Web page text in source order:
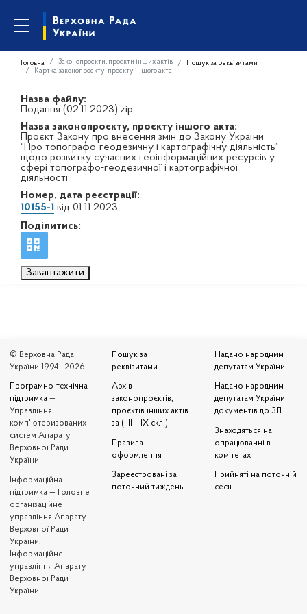
Головна Законопроєкти, проєкти інших актів
Пошук за реквізитами
Картка законопроєкту, проєкту іншого акта
Назва файлу:
Подання (02.11.2023).zip
Назва законопроєкту, проєкту іншого акта:
Проєкт Закону про внесення змін до Закону України
“Про топографо-геодезичну і картографічну діяльність”
щодо розвитку сучасних геоінформаційних ресурсів у
сфері топографо-геодезичної і картографічної
діяльності
Номер, дата реєстрації:
10155-1 від 01.11.2023
Поділитись:
Завантажити
© Верховна Рада
України 1994—2026
Програмно-технічна
підтримка —
Управління
комп'ютеризованих
систем Апарату
Верховної Ради
України
Iнформаційна
підтримка — Головне
організаційне
управління Апарату
Верховної Ради
України,
Інформаційне
управління Апарату
Верховної Ради
України
Пошук за
реквізитами
Архів
законопроєктів,
проєктів інших актів
за ( III – IX скл.)
Правила
оформлення
Зареєстровані за
поточний тиждень
Надано народним
депутатам України
Надано народним
депутатам України
документів до ЗП
Знаходяться на
опрацюванні в
комітетах
Прийняті на поточній
сесії